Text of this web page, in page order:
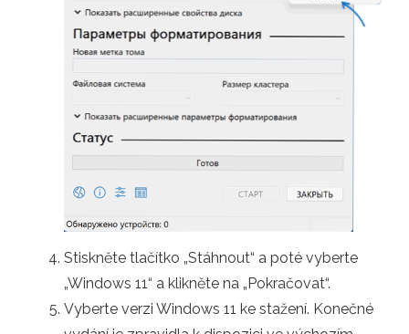
Stiskněte tlačítko „Stáhnout“ a poté vyberte
„Windows 11“ a klikněte na „Pokračovat“.
Vyberte verzi Windows 11 ke stažení. Konečné